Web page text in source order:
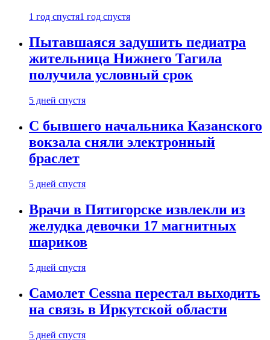
1 год спустя1 год спустя
Пытавшаяся задушить педиатра
жительница Нижнего Тагила
получила условный срок
5 дней спустя
С бывшего начальника Казанского
вокзала сняли электронный
браслет
5 дней спустя
Врачи в Пятигорске извлекли из
желудка девочки 17 магнитных
шариков
5 дней спустя
Самолет Cessna перестал выходить
на связь в Иркутской области
5 дней спустя